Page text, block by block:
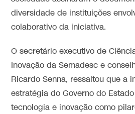
diversidade de instituições
colaborativo da iniciativa.
O secretário executivo de
Inovação da Semadesc e
Ricardo Senna, ressaltou que a
estratégia do Governo do
tecnologia e inovação como